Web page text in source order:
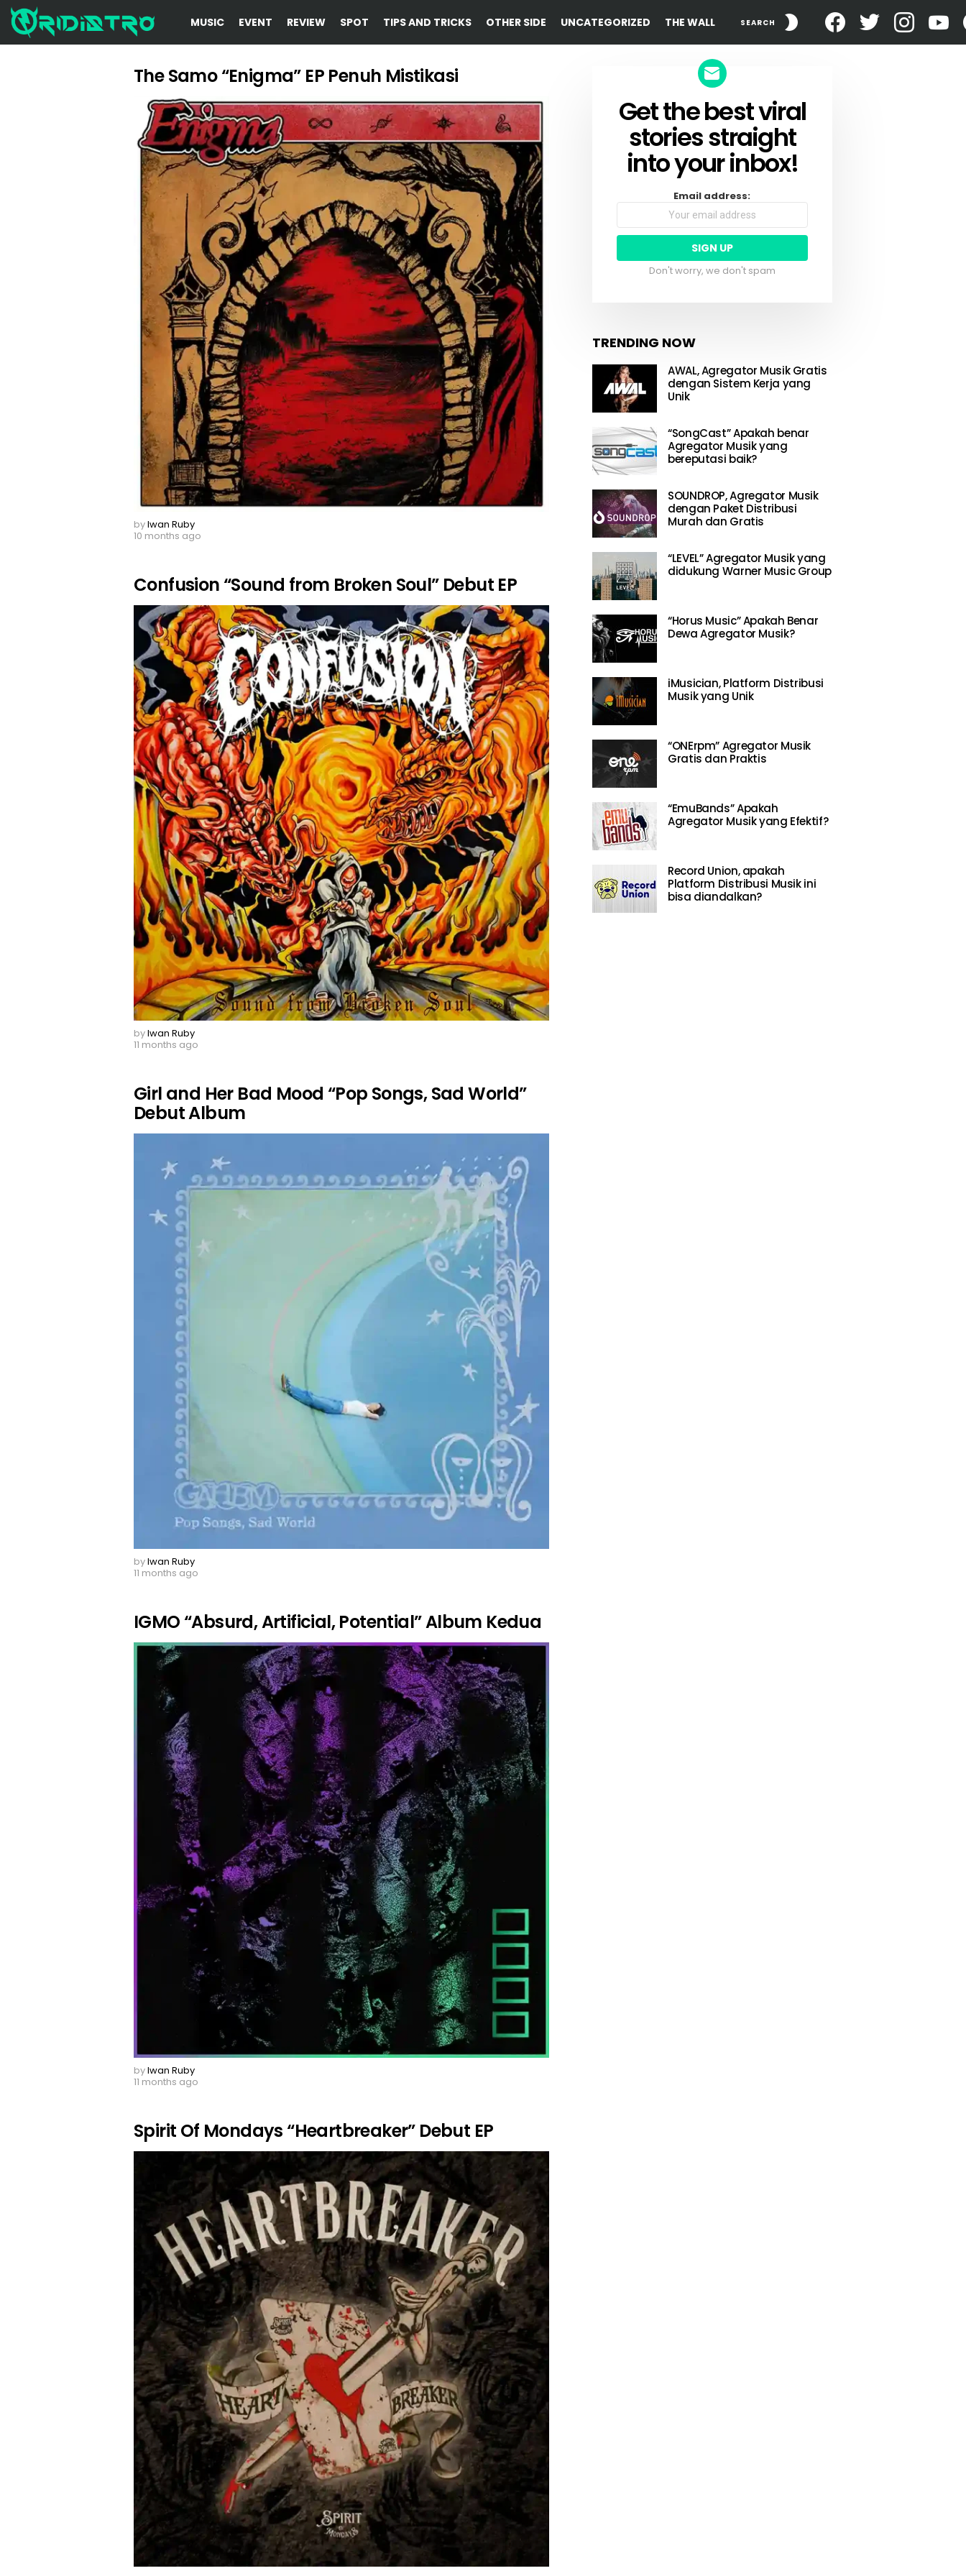
MUSIC EVENT REVIEW SPOT TIPS AND TRICKS OTHER SIDE UNCATEGORIZED THE WALL SEARCH
SWITCH
LATEST
The Samo “Enigma” EP Penuh Mistikasi
byIwan Ruby
10 months ago
Confusion “Sound from Broken Soul” Debut EP
byIwan Ruby
11 months ago
Girl and Her Bad Mood “Pop Songs, Sad World”
Debut Album
byIwan Ruby
11 months ago
IGMO “Absurd, Artificial, Potential” Album Kedua
byIwan Ruby
11 months ago
Spirit Of Mondays “Heartbreaker” Debut EP
NEWSLETTER
Get the best viral
stories straight
into your inbox!
Email address:
Don't worry, we don't spam
TRENDING NOW
AWAL, Agregator Musik Gratis
dengan Sistem Kerja yang
Unik
“SongCast” Apakah benar
Agregator Musik yang
bereputasi baik?
SOUNDROP, Agregator Musik
dengan Paket Distribusi
Murah dan Gratis
“LEVEL” Agregator Musik yang
didukung Warner Music Group
“Horus Music” Apakah Benar
Dewa Agregator Musik?
iMusician, Platform Distribusi
Musik yang Unik
“ONErpm” Agregator Musik
Gratis dan Praktis
“EmuBands” Apakah
Agregator Musik yang Efektif?
Record Union, apakah
Platform Distribusi Musik ini
bisa diandalkan?